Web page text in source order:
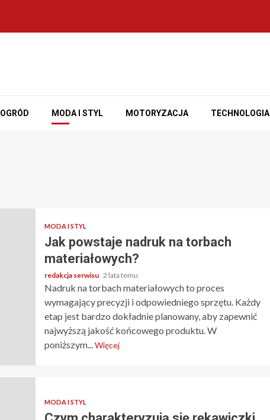
MODA I STYL MOTORYZACJA TECHNOLOGIA
MODA I STYL
Jak powstaje nadruk na torbach
materiałowych?
redakcja serwisu 2 lata temu
Nadruk na torbach materiałowych to proces
wymagający precyzji i odpowiedniego sprzętu. Każdy
etap jest bardzo dokładnie planowany, aby zapewnić
najwyższą jakość końcowego produktu. W
poniższym...Więcej
MODA I STYL